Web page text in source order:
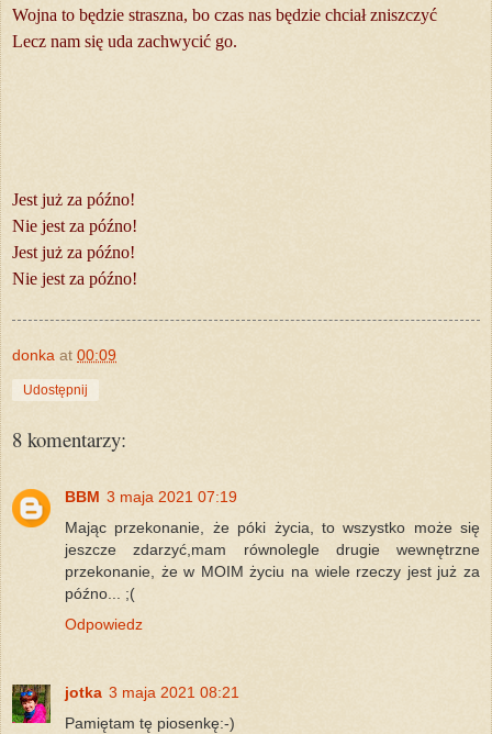
Wojna to będzie straszna, bo czas nas będzie chciał zniszczyć
Lecz nam się uda zachwycić go.
Jest już za późno!
Nie jest za późno!
Jest już za późno!
Nie jest za późno!
donka at 00:09
Udostępnij
8 komentarzy:
BBM 3 maja 2021 07:19
Mając przekonanie, że póki życia, to wszystko może się
jeszcze zdarzyć,mam równolegle drugie wewnętrzne
przekonanie, że w MOIM życiu na wiele rzeczy jest już za
późno... ;(
Odpowiedz
jotka 3 maja 2021 08:21
Pamiętam tę piosenkę:-)